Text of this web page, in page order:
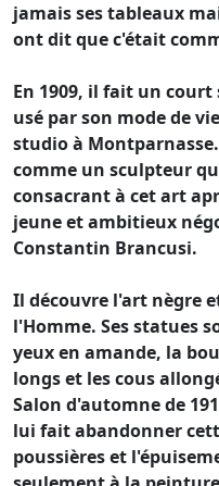
jamais ses tableaux
ont dit que c'était
En 1909, il fait un
usé par son mode de
studio à
comme un sculpteur
consacrant à cet art
jeune et ambitieux
Constantin Brancusi.
Il découvre l'art nègre
l'Homme. Ses statues
yeux en amande, la
longs et les cous
Salon d'automne de
lui fait abandonner
poussières et